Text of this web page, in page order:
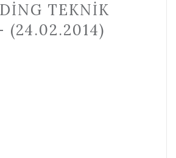
TEKNIK
(24.02.2014)